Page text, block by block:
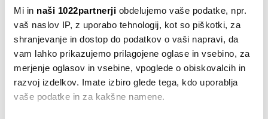
Mi in naši 1022partnerji obdelujemo vaše podatke, npr.
vaš naslov IP, z uporabo tehnologij, kot so piškotki, za
shranjevanje in dostop do podatkov o vaši napravi, da
vam lahko prikazujemo prilagojene oglase in vsebino, za
merjenje oglasov in vsebine, vpoglede o obiskovalcih in
razvoj izdelkov. Imate izbiro glede tega, kdo uporablja
vaše podatke in za kakšne namene.
povečanje dobička
31.01.2025
Borza
Novartis presegel pričakovanja in
izboljšal napoved poslovanja
23.04.2024